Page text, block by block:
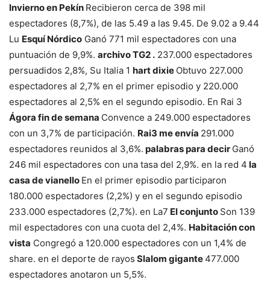
Invierno en Pekín Recibieron cerca de 398 mil
espectadores (8,7%), de las 5.49 a las 9.45. De 9.02 a 9.44
Lu Esquí Nórdico Ganó 771 mil espectadores con una
puntuación de 9,9%. archivo TG2 . 237.000 espectadores
persuadidos 2,8%, Su Italia 1 hart dixie Obtuvo 227.000
espectadores al 2,7% en el primer episodio y 220.000
espectadores al 2,5% en el segundo episodio. En Rai 3
Ágora fin de semana Convence a 249.000 espectadores
con un 3,7% de participación. Rai3 me envía 291.000
espectadores reunidos al 3,6%. palabras para decir Ganó
246 mil espectadores con una tasa del 2,9%. en la red 4 la
casa de vianello En el primer episodio participaron
180.000 espectadores (2,2%) y en el segundo episodio
233.000 espectadores (2,7%). en La7 El conjunto Son 139
mil espectadores con una cuota del 2,4%. Habitación con
vista Congregó a 120.000 espectadores con un 1,4% de
share. en el deporte de rayos Slalom gigante477.000
espectadores anotaron un 5,5%.